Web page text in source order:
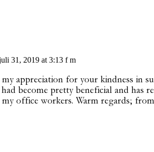
31, 2019 at 3:13 f m
appreciation for your kindness in
had become pretty beneficial and
office workers. Warm regards;